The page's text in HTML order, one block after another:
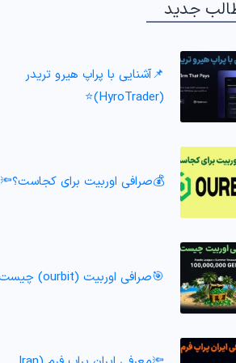
جدید
📌آشنایی با پراپ هیرو تریدر
(HyroTrader)⭐️
💰صرافی اوربیت برای کجاست؟🔦
🎯صرافی اوربیت (ourbit) چیست؟🌟